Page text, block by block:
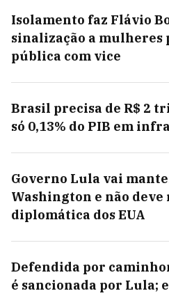
Isolamento faz Flávio
sinalização a mulheres
pública com vice
Brasil precisa de R$ 2
só 0,13% do PIB em
Governo Lula vai
Washington e não
diplomática dos EUA
Defendida por
é sancionada por Lula;